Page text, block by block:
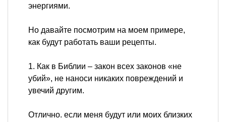
энергиями.
Но давайте посмотрим на моем примере,
как будут работать ваши рецепты.
1. Как в Библии – закон всех законов «не
убий», не наноси никаких повреждений и
увечий другим.
Отлично. если меня будут или моих близких